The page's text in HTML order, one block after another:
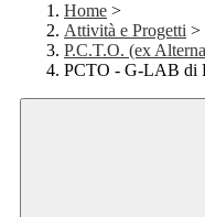
Home >
Attività e Progetti >
P.C.T.O. (ex
PCTO - G-LAB di